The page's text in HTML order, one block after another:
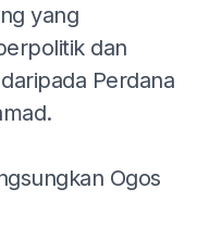
yang
dan
Perdana
Ogos